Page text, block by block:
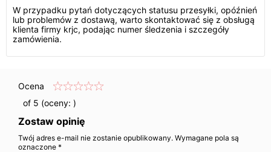
W przypadku pytań dotyczących statusu przesyłki, opóźnień
lub problemów z dostawą, warto skontaktować się z obsługą
klienta firmy krjc, podając numer śledzenia i szczegóły
zamówienia.
Ocena
of 5 (oceny: )
Zostaw opinię
Twój adres e-mail nie zostanie opublikowany. Wymagane pola są
oznaczone *